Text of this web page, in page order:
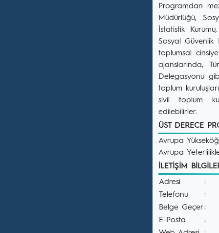
Programdan
Müdürlüğü,
İstatistik
Sosyal
toplumsal
ajanslarında,
Delegasyonu
toplum
sivil toplum
edilebilirler.
ÜST DERECE
Avrupa
Avrupa
İLETİŞİM
Adresi
:
Telefonu
:
Belge Geçer:
E-Posta
: